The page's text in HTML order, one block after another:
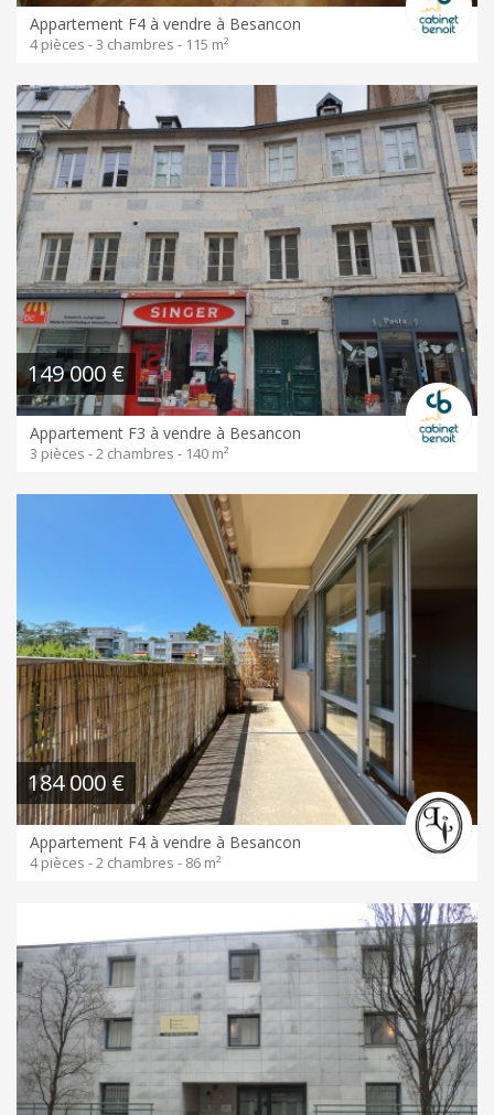
Appartement F4 à vendre à Besancon
4 pièces - 3 chambres - 115 m²
149 000 €
Appartement F3 à vendre à Besancon
3 pièces - 2 chambres - 140 m²
184 000 €
Appartement F4 à vendre à Besancon
4 pièces - 2 chambres - 86 m²